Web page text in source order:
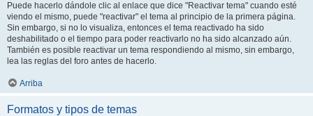
Puede hacerlo dándole clic al enlace que dice "Reactivar tema" cuando esté
viendo el mismo, puede "reactivar" el tema al principio de la primera página.
Sin embargo, si no lo visualiza, entonces el tema reactivado ha sido
deshabilitado o el tiempo para poder reactivarlo no ha sido alcanzado aún.
También es posible reactivar un tema respondiendo al mismo, sin embargo,
lea las reglas del foro antes de hacerlo.
Arriba
Formatos y tipos de temas